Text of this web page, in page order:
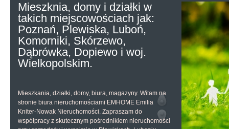
Mieszknia, domy i działki w
takich miejscowościach jak:
Poznań, Plewiska, Luboń,
Komorniki, Skórzewo,
Dąbrówka, Dopiewo i woj.
Wielkopolskim.
Mieszkania, działki, domy, biura, magazyny. Witam na
stronie biura nieruchomościami EMHOME Emilia
Kniter-Nowak Nieruchomości. Zapraszam do
współpracy z skutecznym pośrednikiem nieruchomości